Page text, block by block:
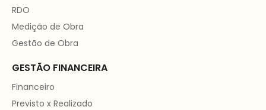
RDO
Medição de Obra
Gestão de Obra
GESTÃO FINANCEIRA
Financeiro
Previsto x Realizado